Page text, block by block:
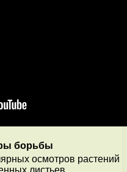
борьбы
осмотров растений
листьев.